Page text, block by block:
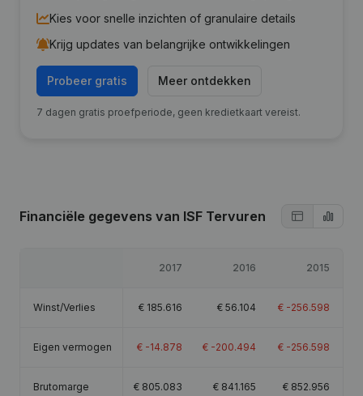
Kies voor snelle inzichten of granulaire details
Krijg updates van belangrijke ontwikkelingen
Probeer gratis Meer ontdekken
7 dagen gratis proefperiode, geen kredietkaart vereist.
Financiële gegevens van ISF Tervuren
2017 2016 2015
Winst/Verlies € 185.616 € 56.104 € -256.598
Eigen vermogen € -14.878 € -200.494 € -256.598
Brutomarge € 805.083 € 841.165 € 852.956